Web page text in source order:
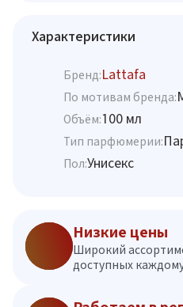
Характеристики
Бренд:Lattafa
По мотивам бренда:
Объём:100 мл
Тип парфюмерии:
Пол:Унисекс
Низкие цены
Широкий
доступных